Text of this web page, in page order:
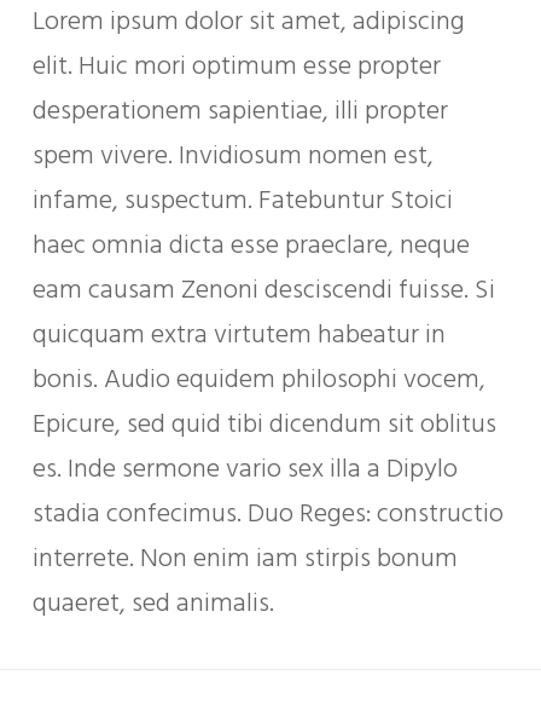
Lorem ipsum dolor sit amet, adipiscing
elit. Huic mori optimum esse propter
desperationem sapientiae, illi propter
spem vivere. Invidiosum nomen est,
infame, suspectum. Fatebuntur Stoici
haec omnia dicta esse praeclare, neque
eam causam Zenoni desciscendi fuisse. Si
quicquam extra virtutem habeatur in
bonis. Audio equidem philosophi vocem,
Epicure, sed quid tibi dicendum sit oblitus
es. Inde sermone vario sex illa a Dipylo
stadia confecimus. Duo Reges: constructio
interrete. Non enim iam stirpis bonum
quaeret, sed animalis.